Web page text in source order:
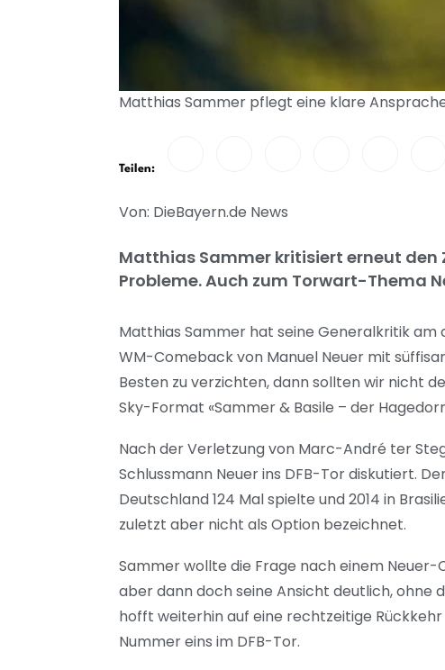
Matthias Sammer pflegt eine klare
Teilen:
Von: DieBayern.de News
Matthias Sammer kritisiert erneut
Probleme. Auch zum Torwart-Thema
Matthias Sammer hat seine Generalkritik
WM-Comeback von Manuel Neuer mit
Besten zu verzichten, dann sollten wir nicht
Sky-Format «Sammer & Basile – der
Nach der Verletzung von Marc-André ter
Schlussmann Neuer ins DFB-Tor diskutiert.
Deutschland 124 Mal spielte und 2014 in
zuletzt aber nicht als Option bezeichnet.
Sammer wollte die Frage nach einem
aber dann doch seine Ansicht deutlich, ohne
hofft weiterhin auf eine rechtzeitige
Nummer eins im DFB-Tor.